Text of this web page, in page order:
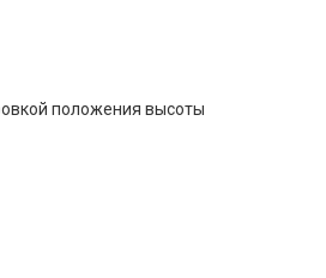
положения высоты